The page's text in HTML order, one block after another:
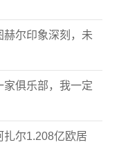
赫尔印象深刻，未
家俱乐部，我一定
扎尔1.208亿欧居